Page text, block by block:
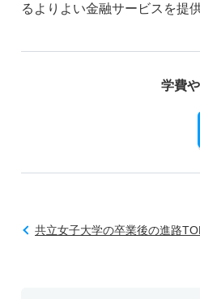
るよりよい金融サービスを提
学費
共立女子大学の卒業後の進路